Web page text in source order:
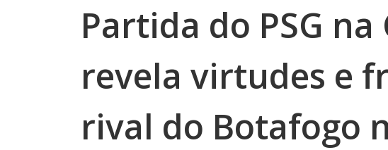
Partida do PSG
revela virtudes e
rival do Botafogo